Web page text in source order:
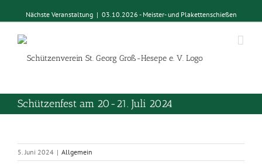
Nächste Veranstaltung | 03.10.2026 - Meister- und Plakettenschießen
Schützenfest am 20-21. Juli 2024
grösseres
Bild
5. Juni 2024 | Allgemein